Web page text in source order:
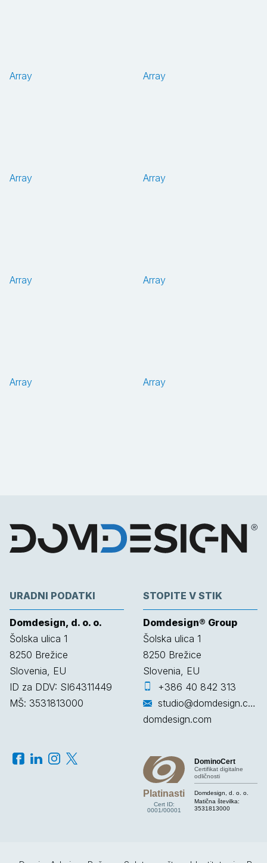
Array Array
Array Array
Array Array
Array Array
URADNI PODATKI
Domdesign, d. o. o.
Šolska ulica 1
8250 Brežice
Slovenia, EU
ID za DDV: SI64311449
MŠ: 3531813000
STOPITE V STIK
Domdesign® Group
Šolska ulica 1
8250 Brežice
Slovenia, EU
+386 40 842 313
studio@domdesign.com
domdesign.com
Platinasti
Cert ID:
0001/00001
DominoCert
Certifikat digitalne
odličnosti
Domdesign, d. o. o.
Matična številka:
3531813000